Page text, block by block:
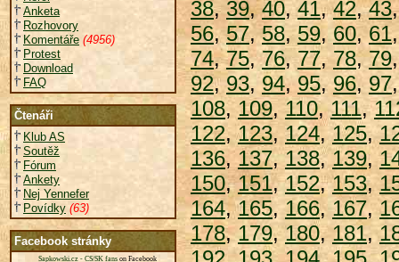
Anketa
Rozhovory
Komentáře (4956)
Protest
Download
FAQ
Čtenáři
Klub AS
Soutěž
Fórum
Ankety
Nej Yennefer
Povídky (63)
Facebook stránky
Sapkowski.cz - CS/SK fans on Facebook
38, 39,40,41,42,43
56,57,58, 59, 60, 61
74,75,76,77,78,79
92,93,94,95, 96, 97
108,109, 110,111,
122,123, 124,125,
136,137,138, 139,
150,151,152,153,
164,165, 166,167,
178,179,180, 181,